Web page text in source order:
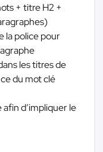
+ titre H2 +
la police pour
les titres de
du mot clé
afin d’impliquer le